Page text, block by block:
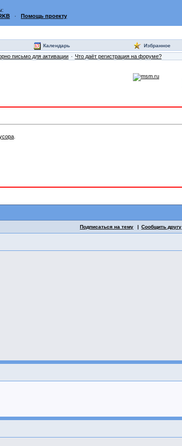
· Помощь проекту
Календарь Избранное
письмо для активации Что даёт регистрация на форуме?
Подписаться на тему Сообщить другу